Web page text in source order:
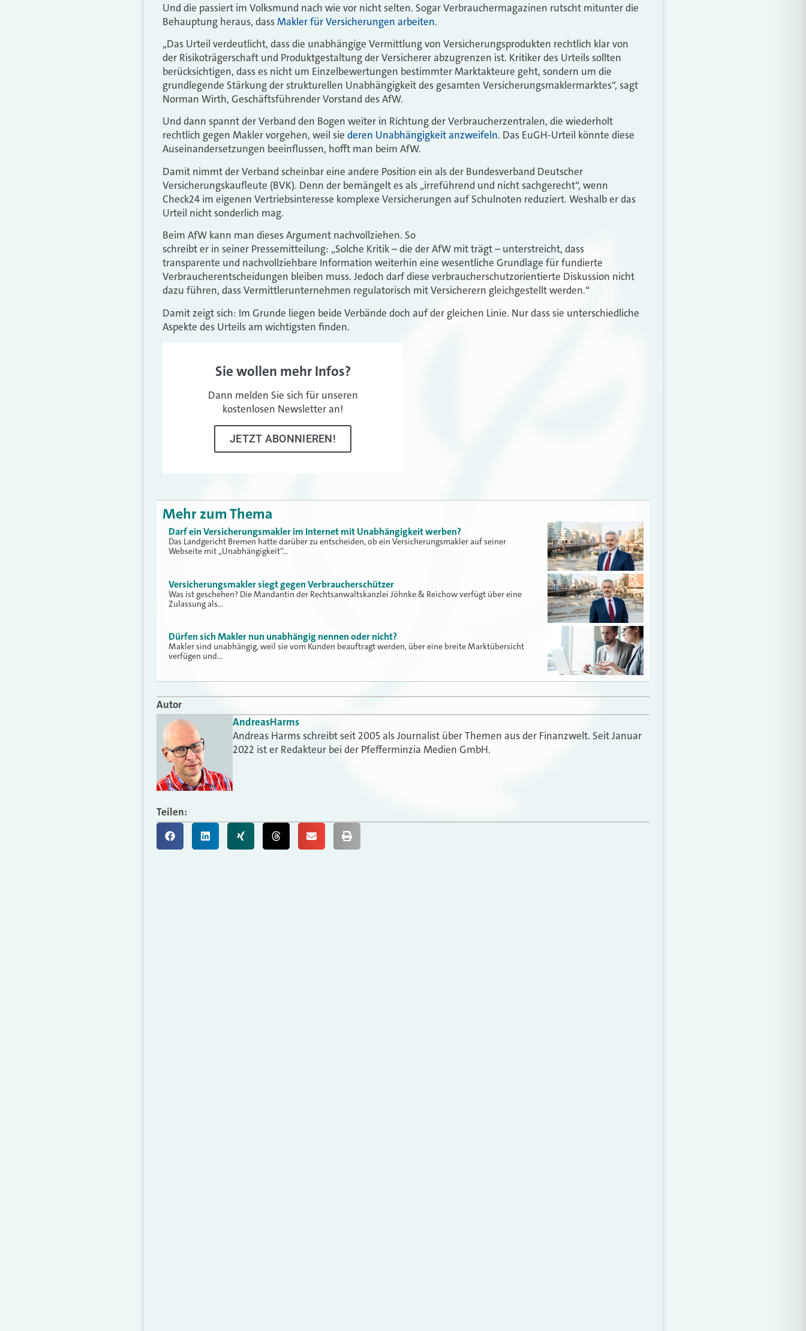
Und die passiert im Volksmund nach wie vor nicht selten. Sogar Verbrauchermagazinen rutscht mitunter die
Behauptung heraus, dassMakler für Versicherungen arbeiten.
„Das Urteil verdeutlicht, dass die unabhängige Vermittlung von Versicherungsprodukten rechtlich klar von
der Risikoträgerschaft und Produktgestaltung der Versicherer abzugrenzen ist. Kritiker des Urteils sollten
berücksichtigen, dass es nicht um Einzelbewertungen bestimmter Marktakteure geht, sondern um die
grundlegende Stärkung der strukturellen Unabhängigkeit des gesamten Versicherungsmaklermarktes“, sagt
Norman Wirth, Geschäftsführender Vorstand des AfW.
Und dann spannt der Verband den Bogen weiter in Richtung der Verbraucherzentralen, die wiederholt
rechtlich gegen Makler vorgehen, weil sie deren Unabhängigkeit anzweifeln. Das EuGH-Urteil könnte diese
Auseinandersetzungen beeinflussen, hofft man beim AfW.
Damit nimmt der Verband scheinbar eine andere Position ein als der Bundesverband Deutscher
Versicherungskaufleute (BVK). Denn der bemängelt es als „irreführend und nicht sachgerecht“, wenn
Check24 im eigenen Vertriebsinteresse komplexe Versicherungen auf Schulnoten reduziert. Weshalb er das
Urteil nicht sonderlich mag.
Beim AfW kann man dieses Argument nachvollziehen. So
schreibt er in seiner Pressemitteilung: „Solche Kritik – die der AfW mit trägt – unterstreicht, dass
transparente und nachvollziehbare Information weiterhin eine wesentliche Grundlage für fundierte
Verbraucherentscheidungen bleiben muss. Jedoch darf diese verbraucherschutzorientierte Diskussion nicht
dazu führen, dass Vermittlerunternehmen regulatorisch mit Versicherern gleichgestellt werden.“
Damit zeigt sich: Im Grunde liegen beide Verbände doch auf der gleichen Linie. Nur dass sie unterschiedliche
Aspekte des Urteils am wichtigsten finden.
Sie wollen mehr Infos?
Dann melden Sie sich für unseren
kostenlosen Newsletter an!
JETZT ABONNIEREN!
Mehr zum Thema
Darf ein Versicherungsmakler im Internet mit Unabhängigkeit werben?
Das Landgericht Bremen hatte darüber zu entscheiden, ob ein Versicherungsmakler auf seiner
Webseite mit „Unabhängigkeit“…
Versicherungsmakler siegt gegen Verbraucherschützer
Was ist geschehen? Die Mandantin der Rechtsanwaltskanzlei Jöhnke & Reichow verfügt über eine
Zulassung als…
Dürfen sich Makler nun unabhängig nennen oder nicht?
Makler sind unabhängig, weil sie vom Kunden beauftragt werden, über eine breite Marktübersicht
verfügen und…
Autor
AndreasHarms
Andreas Harms schreibt seit 2005 als Journalist über Themen aus der Finanzwelt. Seit Januar
2022 ist er Redakteur bei der Pfefferminzia Medien GmbH.
Teilen: